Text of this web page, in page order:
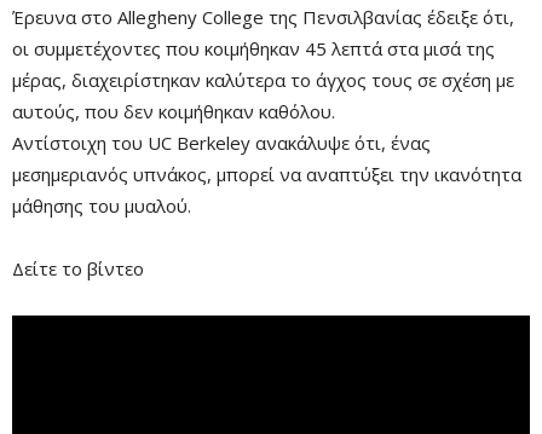
Remaining
Time
-0:00
Έρευνα στο Allegheny College της Πενσιλβανίας έδειξε ότι,
οι συμμετέχοντες που κοιμήθηκαν 45 λεπτά στα μισά της
μέρας, διαχειρίστηκαν καλύτερα το άγχος τους σε σχέση με
αυτούς, που δεν κοιμήθηκαν καθόλου.
Αντίστοιχη του UC Berkeley ανακάλυψε ότι, ένας
μεσημεριανός υπνάκος, μπορεί να αναπτύξει την ικανότητα
μάθησης του μυαλού.
Δείτε το βίντεο